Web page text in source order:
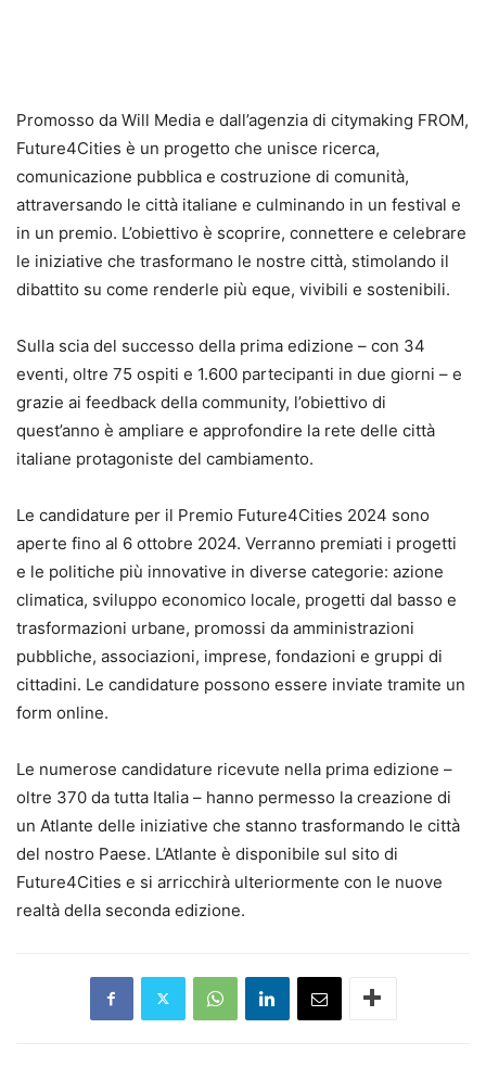
Promosso da Will Media e dall’agenzia di citymaking FROM,
Future4Cities è un progetto che unisce ricerca,
comunicazione pubblica e costruzione di comunità,
attraversando le città italiane e culminando in un festival e
in un premio. L’obiettivo è scoprire, connettere e celebrare
le iniziative che trasformano le nostre città, stimolando il
dibattito su come renderle più eque, vivibili e sostenibili.
Sulla scia del successo della prima edizione – con 34
eventi, oltre 75 ospiti e 1.600 partecipanti in due giorni – e
grazie ai feedback della community, l’obiettivo di
quest’anno è ampliare e approfondire la rete delle città
italiane protagoniste del cambiamento.
Le candidature per il Premio Future4Cities 2024 sono
aperte fino al 6 ottobre 2024. Verranno premiati i progetti
e le politiche più innovative in diverse categorie: azione
climatica, sviluppo economico locale, progetti dal basso e
trasformazioni urbane, promossi da amministrazioni
pubbliche, associazioni, imprese, fondazioni e gruppi di
cittadini. Le candidature possono essere inviate tramite un
form online.
Le numerose candidature ricevute nella prima edizione –
oltre 370 da tutta Italia – hanno permesso la creazione di
un Atlante delle iniziative che stanno trasformando le città
del nostro Paese. L’Atlante è disponibile sul sito di
Future4Cities e si arricchirà ulteriormente con le nuove
realtà della seconda edizione.